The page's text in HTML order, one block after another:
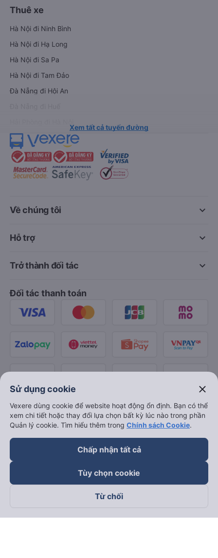
Thuê xe
Hà Nội đi Ninh Bình
Hà Nội đi Hạ Long
Hà Nội đi Sa Pa
Hà Nội đi Tam Đảo
Đà Nẵng đi Hội An
Xem tất cả tuyến đường
keyboard_arrow_down
Về chúng tôi
keyboard_arrow_down
Hỗ trợ
keyboard_arrow_down
Trở thành đối tác
Đối tác thanh toán
Theo dõi chúng tôi trên
Sử dụng cookie close
Vexere dùng cookie để website hoạt động ổn định. Bạn có thể
xem chi tiết hoặc thay đổi lựa chọn bất kỳ lúc nào trong phần
Quản lý cookie. Tìm hiểu thêm trong Chính sách Cookie.
Chấp nhận tất cả
Tùy chọn cookie
Từ chối